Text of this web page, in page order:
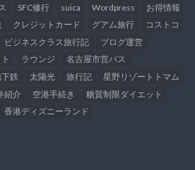
SFC修行 suica Wordpress
お得情報
クレジットカード グアム旅行
コストコ
ビジネスクラス旅行記
ブログ運営
ラウンジ
名古屋市営バス
鉄
太陽光 旅行記
星野リゾートトマム
紹介 空港手続き
糖質制限ダイエット
香港ディズニーランド